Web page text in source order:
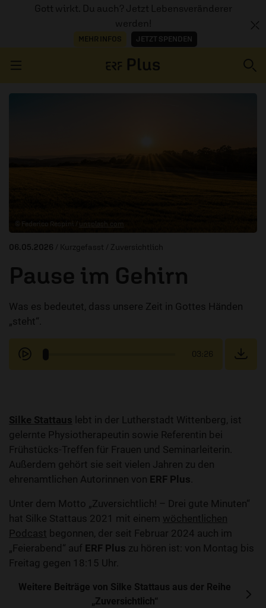
Gott wirkt. Du auch? Jetzt Lebensveränderer
werden!
MEHR INFOS JETZT SPENDEN
© Federico Respini /
06.05.2026 / Kurzgefasst / Zuversichtlich
Pause im Gehirn
Was es bedeutet, dass unsere Zeit in Gottes Händen
„steht“.
03:26
Silke Stattaus lebt in der Lutherstadt Wittenberg, ist
gelernte Physiotherapeutin sowie Referentin bei
Frühstücks-Treffen für Frauen und Seminarleiterin.
Außerdem gehört sie seit vielen Jahren zu den
ehrenamtlichen Autorinnen von ERF Plus
Unter dem Motto „Zuversichtlich! – Drei gute Minuten“
hat Silke Stattaus 2021 mit einem wöchentlichen
Podcast begonnen, der seit Februar 2024 auch im
„Feierabend“ auf ERF Plus zu hören ist: von Montag bis
Freitag gegen 18:15 Uhr.
Weitere Beiträge von Silke Stattaus aus der Reihe
„Zuversichtlich“